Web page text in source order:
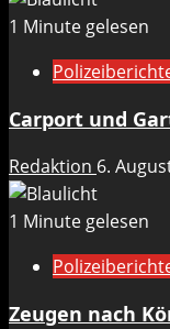
1 Minute gelesen
Carport und
Redaktion 6.
1 Minute gelesen
Zeugen nach